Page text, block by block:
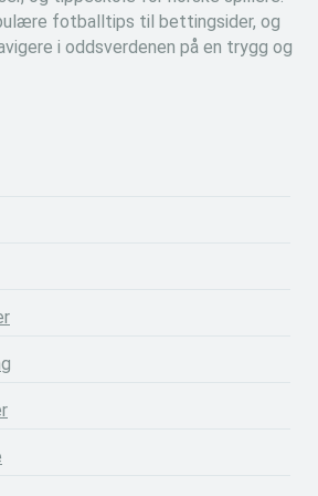
fotballtips til bettingsider, og
i oddsverdenen på en trygg og